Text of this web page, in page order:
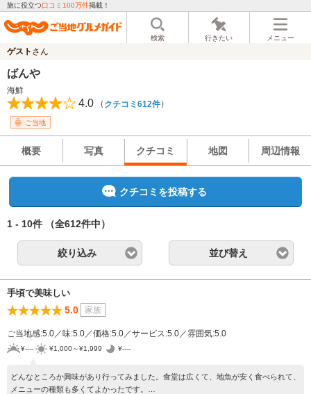
旅に役立つ口コミ100万件掲載！
検索 行きたい メニュー
ゲスト さん
ばんや
海鮮
4.0 （ クチコミ612件）
ご当地
概要 写真 クチコミ 地図 周辺情報
クチコミを投稿する
1 - 10件 （全612件中）
絞り込み 並び替え
手頃で美味しい
5.0 家族
ご当地感:5.0／味:5.0／価格:5.0／サービス:5.0／雰囲気:5.0
¥---- ¥1,000～¥1,999 ¥----
どんなところか興味があり行ってみました。食堂は広くて、地魚が安く食べられて、
メニューの種類も多くてよかったです。